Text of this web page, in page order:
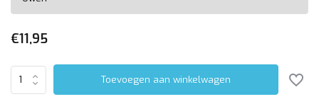
€11,95
Toevoegen aan winkelwagen